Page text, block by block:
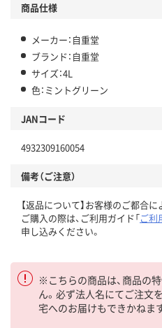
商品仕様
メーカー：自重堂
ブランド：自重堂
サイズ：4L
色：ミントグリーン
JANコード
4932309160054
備考（ご注意）
【返品について】お客様のご都合
ご購入の際は、ご利用ガイド「ご利
申し込みください。
※こちらの商品は、商品の
ん。必ず法人名にてご注文
宅へのお届けもできかねま